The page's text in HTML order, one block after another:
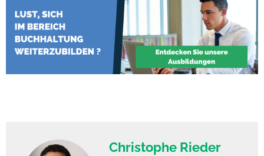
Christophe Rieder